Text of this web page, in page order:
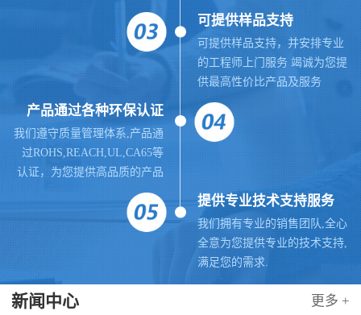
可提供样品支持
可提供样品支持，并安排专业
的工程师上门服务 竭诚为您提
供最高性价比产品及服务
产品通过各种环保认证
我们遵守质量管理体系, 产品通
过ROHS,REACH,UL,CA65等
认证，为您提供高品质的产品
提供专业技术支持服务
我们拥有专业的销售团队,全心
全意为您提供专业的技术支持,
满足您的需求.
新闻中心 更多 +